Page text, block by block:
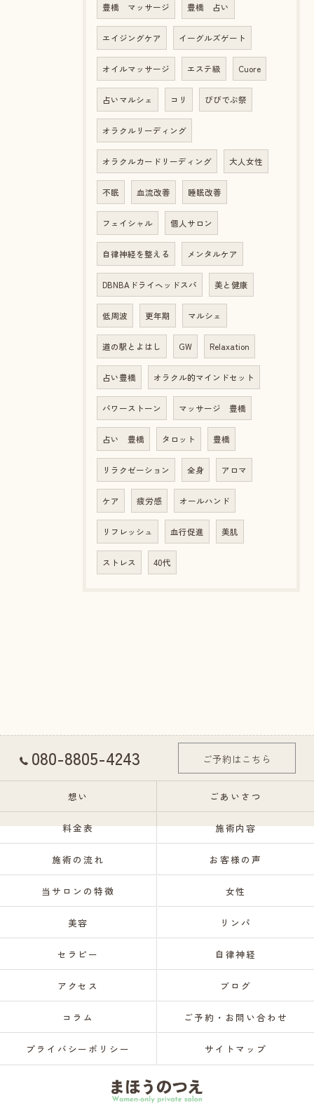
豊橋 マッサージ 豊橋 占い
エイジングケア イーグルズゲート
オイルマッサージ エステ級 Cuore
占いマルシェ コリ びびでぶ祭
オラクルリーディング
オラクルカードリーディング 大人女性
不眠 血流改善 睡眠改善
フェイシャル 個人サロン
自律神経を整える メンタルケア
DBNBAドライヘッドスパ 美と健康
低周波 更年期 マルシェ
道の駅とよはし GW Relaxation
占い豊橋 オラクル的マインドセット
パワーストーン マッサージ 豊橋
占い 豊橋 タロット 豊橋
リラクゼーション 全身 アロマ
ケア 疲労感 オールハンド
リフレッシュ 血行促進 美肌
ストレス 40代
080-8805-4243 ご予約はこちら
想い ごあいさつ
料金表 施術内容
施術の流れ お客様の声
当サロンの特徴 女性
美容 リンパ
セラピー 自律神経
アクセス ブログ
コラム ご予約・お問い合わせ
プライバシーポリシー サイトマップ